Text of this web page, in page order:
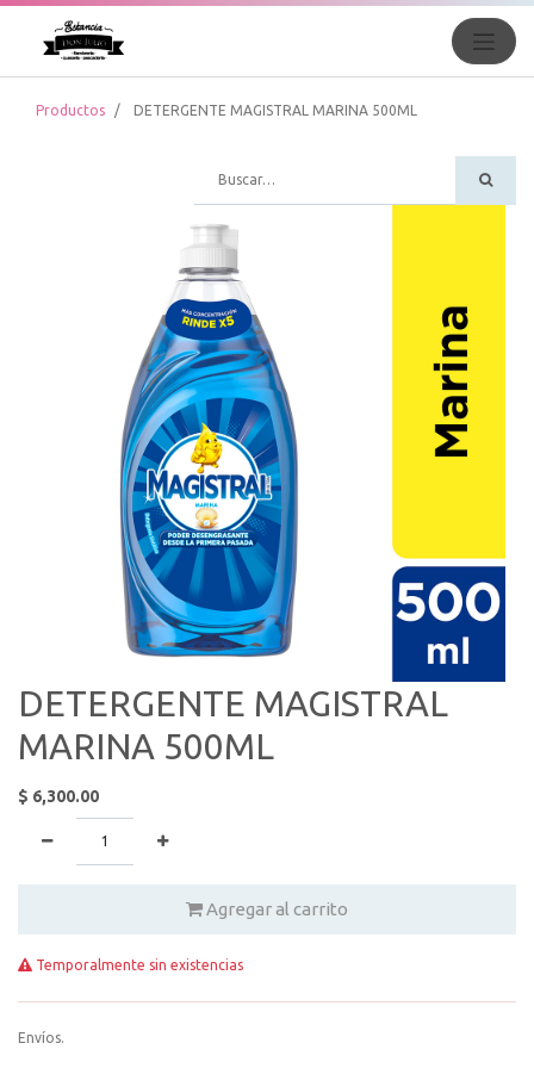
Productos DETERGENTE MAGISTRAL MARINA 500ML
DETERGENTE MAGISTRAL
MARINA 500ML
$ 6,300.00
Agregar al carrito
Temporalmente sin existencias
Envíos.